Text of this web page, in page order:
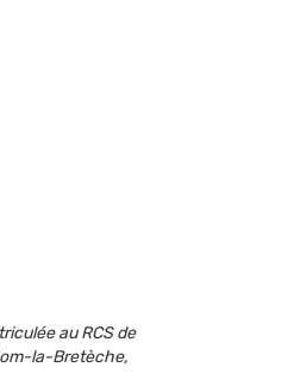
au RCS de
la-Bretèche,